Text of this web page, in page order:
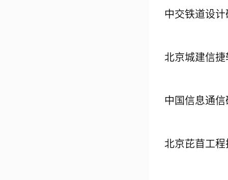
中交铁道设
北京城建信
中国信息通
北京芘苜工